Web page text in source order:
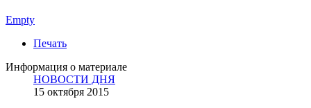
Empty
Печать
Информация о материале
НОВОСТИ ДНЯ
15 октября 2015